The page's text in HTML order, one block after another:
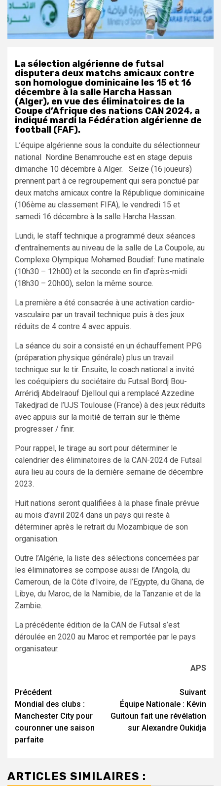
La sélection algérienne de futsal
disputera deux matchs amicaux contre
son homologue dominicaine les 15 et 16
décembre à la salle Harcha Hassan
(Alger), en vue des éliminatoires de la
Coupe d’Afrique des nations CAN 2024, a
indiqué mardi la Fédération algérienne de
football (FAF).
L’équipe algérienne sous la conduite du sélectionneur
national Nordine Benamrouche est en stage depuis
dimanche 10 décembre à Alger. Seize (16 joueurs)
prennent part à ce regroupement qui sera ponctué par
deux matchs amicaux contre la République dominicaine
(106ème au classement FIFA), le vendredi 15 et
samedi 16 décembre à la salle Harcha Hassan.
Lundi, le staff technique a programmé deux séances
d’entraînements au niveau de la salle de La Coupole, au
Complexe Olympique Mohamed Boudiaf: l’une matinale
(10h30 – 12h00) et la seconde en fin d’après-midi
(18h30 – 20h00), selon la même source.
La première a été consacrée à une activation cardio-
vasculaire par un travail technique puis à des jeux
réduits de 4 contre 4 avec appuis.
La séance du soir a consisté en un échauffement PPG
(préparation physique générale) plus un travail
technique sur le tir. Ensuite, le coach national a invité
les coéquipiers du sociétaire du Futsal Bordj Bou-
Arréridj Abdelraouf Djelloul qui a remplacé Azzedine
Takedjrad de l’UJS Toulouse (France) à des jeux réduits
avec appuis sur la moitié de terrain sur le thème
progresser / finir.
Pour rappel, le tirage au sort pour déterminer le
calendrier des éliminatoires de la CAN-2024 de Futsal
aura lieu au cours de la dernière semaine de décembre
2023.
Huit nations seront qualifiées à la phase finale prévue
au mois d’avril 2024 dans un pays qui reste à
déterminer après le retrait du Mozambique de son
organisation.
Outre l’Algérie, la liste des sélections concernées par
les éliminatoires se compose aussi de l’Angola, du
Cameroun, de la Côte d’Ivoire, de l’Egypte, du Ghana, de
Libye, du Maroc, de la Namibie, de la Tanzanie et de la
Zambie.
La précédente édition de la CAN de Futsal s’est
déroulée en 2020 au Maroc et remportée par le pays
organisateur.
APS
Navigation
d’article
Précédent
Mondial des clubs :
Manchester City pour
couronner une saison
parfaite
Suivant
Équipe Nationale : Kévin
Guitoun fait une révélation
sur Alexandre Oukidja
ARTICLES SIMILAIRES :